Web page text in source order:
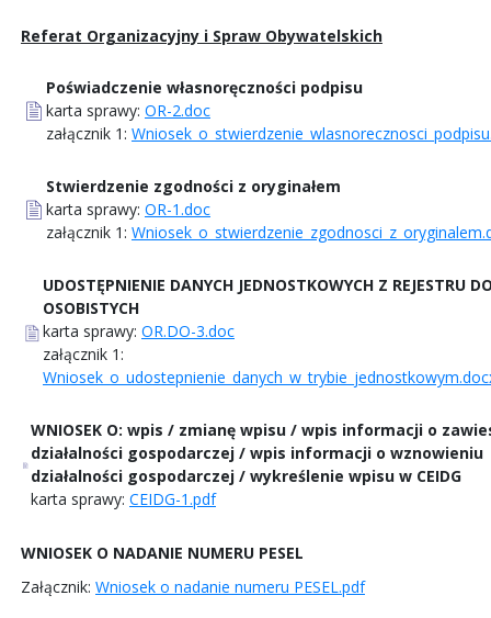
Referat Organizacyjny i Spraw Obywatelskich
Poświadczenie własnoręczności podpisu
karta sprawy: OR-2.doc
załącznik 1:
Stwierdzenie zgodności z oryginałem
karta sprawy: OR-1.doc
załącznik 1:
UDOSTĘPNIENIE DANYCH JEDNOSTKOWYCH Z REJESTRU
OSOBISTYCH
karta sprawy: OR.DO-3.doc
załącznik 1:
WNIOSEK O: wpis / zmianę wpisu / wpis informacji o
działalności gospodarczej / wpis informacji o wznowieniu
działalności gospodarczej / wykreślenie wpisu w CEIDG
karta sprawy: CEIDG-1.pdf
WNIOSEK O NADANIE NUMERU PESEL
Załącznik: Wniosek o nadanie numeru PESEL.pdf